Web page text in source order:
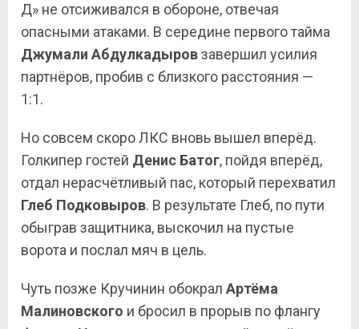
Д» не отсиживался в обороне, отвечая
опасными атаками. В середине первого тайма
Джумали Абдулкадыровзавершил усилия
партнёров, пробив с близкого расстояния —
1:1.
Но совсем скоро ЛКС вновь вышел вперёд.
Голкипер гостей Денис Батог, пойдя вперёд,
отдал нерасчётливый пас, который перехватил
Глеб Подковыров. В результате Глеб, по пути
обыграв защитника, выскочил на пустые
ворота и послал мяч в цель.
Чуть позже Кручинин обокрал Артёма
Малиновского и бросил в прорыв по флангу